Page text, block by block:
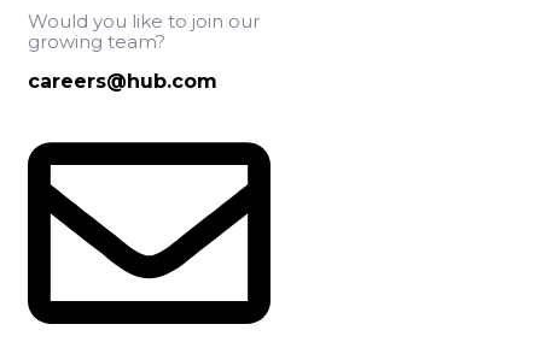
Would you like to join our
growing team?
careers@hub.com